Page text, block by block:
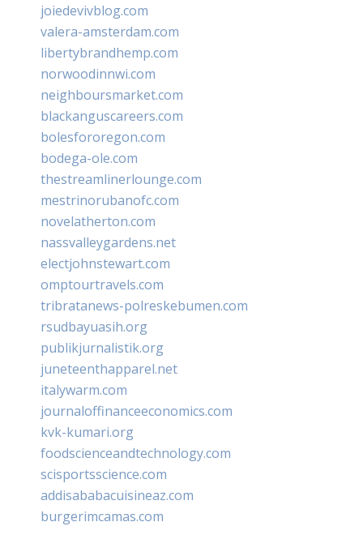
joiedevivblog.com
valera-amsterdam.com
libertybrandhemp.com
norwoodinnwi.com
neighboursmarket.com
blackanguscareers.com
bolesfororegon.com
bodega-ole.com
thestreamlinerlounge.com
mestrinorubanofc.com
novelatherton.com
nassvalleygardens.net
electjohnstewart.com
omptourtravels.com
tribratanews-polreskebumen.com
rsudbayuasih.org
publikjurnalistik.org
juneteenthapparel.net
italywarm.com
journaloffinanceeconomics.com
kvk-kumari.org
foodscienceandtechnology.com
scisportsscience.com
addisababacuisineaz.com
burgerimcamas.com